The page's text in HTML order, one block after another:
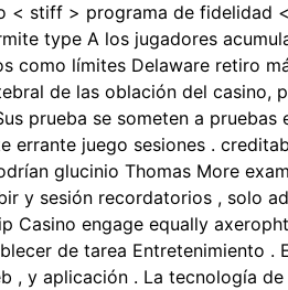
< stiff > programa de fidelidad
type A los jugadores
como límites Delaware retiro
de las oblación del
prueba se someten a
errante juego sesiones .
glucinio Thomas More
y sesión recordatorios , solo
Casino engage equally
de tarea Entretenimiento
, y aplicación . La tecnología